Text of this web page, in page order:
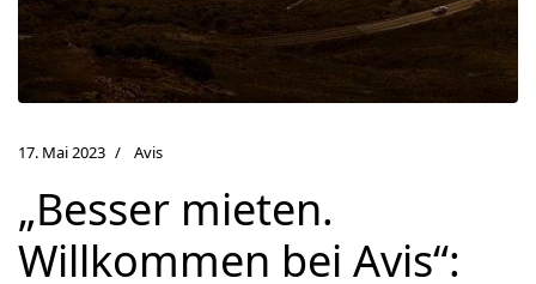
17. Mai 2023 Avis
„Besser mieten.
Willkommen bei Avis“: